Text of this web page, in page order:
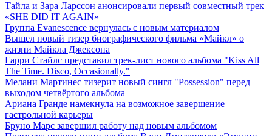
Тайла и Зара Ларссон анонсировали первый совместный трек
«SHE DID IT AGAIN»
Группа Evanescence вернулась с новым материалом
Вышел новый тизер биографического фильма «Майкл» о
жизни Майкла Джексона
Гарри Стайлс представил трек-лист нового альбома "Kiss All
The Time. Disco, Occasionally."
Мелани Мартинес тизерит новый сингл "Possession" перед
выходом четвёртого альбома
Ариана Гранде намекнула на возможное завершение
гастрольной карьеры
Бруно Марс завершил работу над новым альбомом